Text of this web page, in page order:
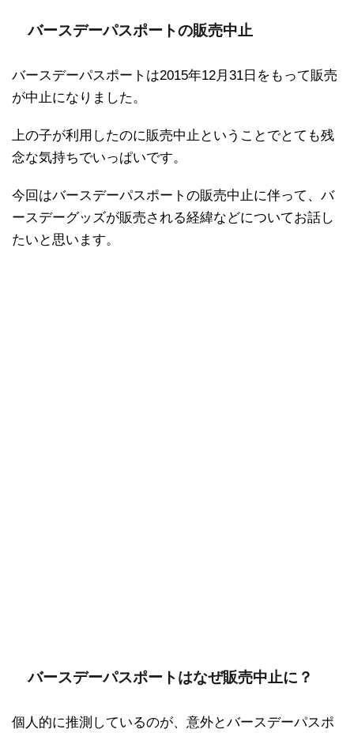
バースデーパスポートの販売中止
バースデーパスポートは2015年12月31日をもって販売
が中止になりました。
上の子が利用したのに販売中止ということでとても残
念な気持ちでいっぱいです。
今回はバースデーパスポートの販売中止に伴って、バ
ースデーグッズが販売される経緯などについてお話し
たいと思います。
バースデーパスポートはなぜ販売中止に？
個人的に推測しているのが、意外とバースデーパスポ